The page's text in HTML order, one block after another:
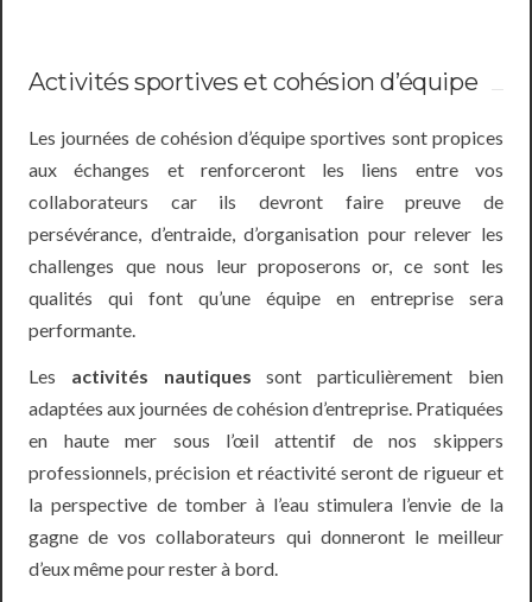
Activités sportives et cohésion d’équipe
Les journées de cohésion d’équipe sportives sont propices
aux échanges et renforceront les liens entre vos
collaborateurs car ils devront faire preuve de
persévérance, d’entraide, d’organisation pour relever les
challenges que nous leur proposerons or, ce sont les
qualités qui font qu’une équipe en entreprise sera
performante.
Les activités nautiques sont particulièrement bien
adaptées aux journées de cohésion d’entreprise. Pratiquées
en haute mer sous l’œil attentif de nos skippers
professionnels, précision et réactivité seront de rigueur et
la perspective de tomber à l’eau stimulera l’envie de la
gagne de vos collaborateurs qui donneront le meilleur
d’eux même pour rester à bord.